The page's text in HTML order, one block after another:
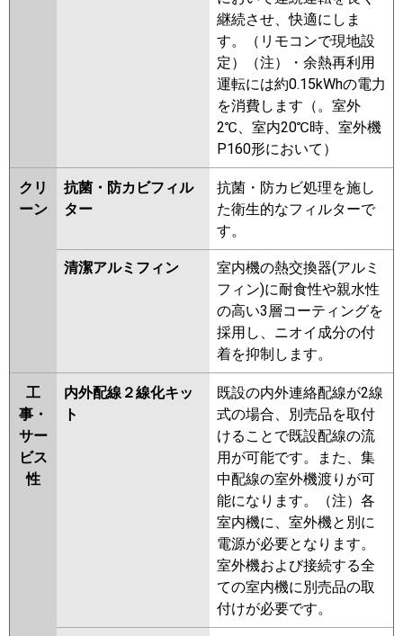
継続させ、快適にしま
す。（リモコンで現地設
定）（注）・余熱再利用
運転には約0.15kWhの電力
を消費します（。室外
2℃、室内20℃時、室外機
P160形において）
クリ
ーン
抗菌・防カビフィル
ター
抗菌・防カビ処理を施し
た衛生的なフィルターで
す。
清潔アルミフィン
室内機の熱交換器(アルミ
フィン)に耐食性や親水性
の高い3層コーティングを
採用し、ニオイ成分の付
着を抑制します。
工
事・
サー
ビス
性
内外配線２線化キッ
ト
既設の内外連絡配線が2線
式の場合、別売品を取付
けることで既設配線の流
用が可能です。また、集
中配線の室外機渡りが可
能になります。（注）各
室内機に、室外機と別に
電源が必要となります。
室外機および接続する全
ての室内機に別売品の取
付けが必要です。